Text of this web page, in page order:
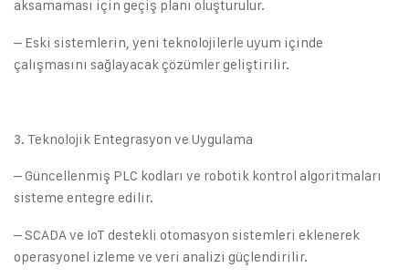
aksamaması için geçiş planı oluşturulur.
– Eski sistemlerin, yeni teknolojilerle uyum içinde
çalışmasını sağlayacak çözümler geliştirilir.
Teknolojik Entegrasyon ve Uygulama
– Güncellenmiş PLC kodları ve robotik kontrol algoritmaları
sisteme entegre edilir.
– SCADA ve IoT destekli otomasyon sistemleri eklenerek
operasyonel izleme ve veri analizi güçlendirilir.